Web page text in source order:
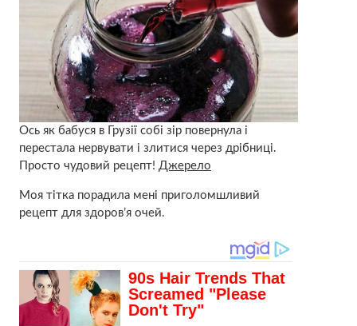
Ось як бабуся в Грузії собі зір повернула і
перестала нервувати і злитися через дрібниці.
Просто чудовий рецепт! Джерело
Моя тітка порадила мені приголомшливий
рецепт для здоров’я очей.